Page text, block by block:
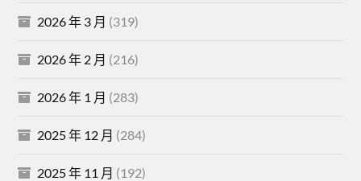
2026 年 3 月 (319)
2026 年 2 月 (216)
2026 年 1 月 (283)
2025 年 12 月 (284)
2025 年 11 月 (192)